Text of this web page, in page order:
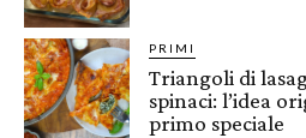
PRIMI
Triangoli di
spinaci: l’idea
primo speciale